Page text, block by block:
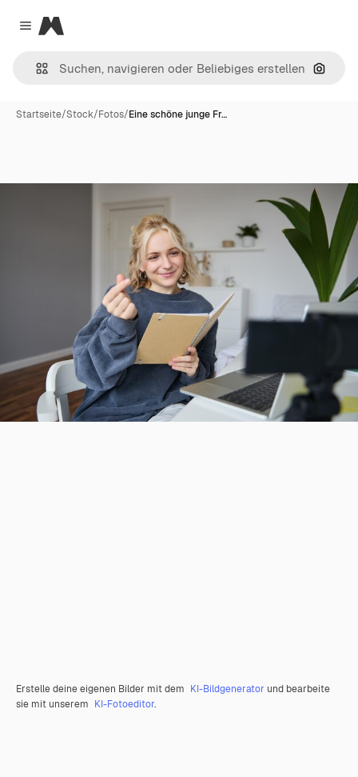
Close menu
Magnific
Nach
Startseite/Stock/Fotos/Eine schöne junge Fr…
Erstelle deine eigenen Bilder mit dem KI-Bildgenerator und bearbeite
sie mit unserem KI-Fotoeditor.